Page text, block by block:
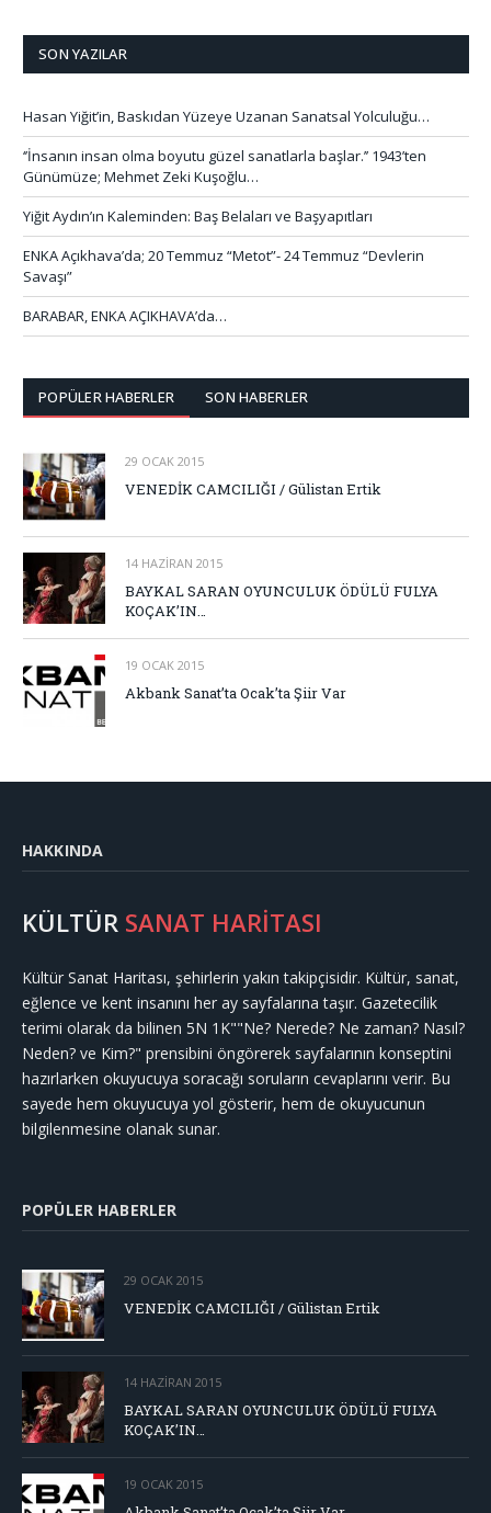
SON YAZILAR
Hasan Yiğit’in, Baskıdan Yüzeye Uzanan Sanatsal Yolculuğu…
‘’İnsanın insan olma boyutu güzel sanatlarla başlar.’’ 1943’ten
Günümüze; Mehmet Zeki Kuşoğlu…
Yiğit Aydın’ın Kaleminden: Baş Belaları ve Başyapıtları
ENKA Açıkhava’da; 20 Temmuz “Metot”- 24 Temmuz “Devlerin
Savaşı”
BARABAR, ENKA AÇIKHAVA’da…
POPÜLER HABERLER SON HABERLER
29 OCAK 2015
VENEDİK CAMCILIĞI / Gülistan Ertik
14 HAZIRAN 2015
BAYKAL SARAN OYUNCULUK ÖDÜLÜ FULYA
KOÇAK’IN…
19 OCAK 2015
Akbank Sanat’ta Ocak’ta Şiir Var
HAKKINDA
KÜLTÜR SANAT HARİTASI
Kültür Sanat Haritası, şehirlerin yakın takipçisidir. Kültür, sanat,
eğlence ve kent insanını her ay sayfalarına taşır. Gazetecilik
terimi olarak da bilinen 5N 1K""Ne? Nerede? Ne zaman? Nasıl?
Neden? ve Kim?" prensibini öngörerek sayfalarının konseptini
hazırlarken okuyucuya soracağı soruların cevaplarını verir. Bu
sayede hem okuyucuya yol gösterir, hem de okuyucunun
bilgilenmesine olanak sunar.
POPÜLER HABERLER
29 OCAK 2015
VENEDİK CAMCILIĞI / Gülistan Ertik
14 HAZIRAN 2015
BAYKAL SARAN OYUNCULUK ÖDÜLÜ FULYA
KOÇAK’IN…
19 OCAK 2015